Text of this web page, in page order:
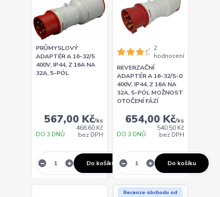
PRŮMYSLOVÝ
ADAPTÉR A 16-32/5
400V, IP44, Z 16A NA
32A, 5-PÓL
567,00 Kč/ks
468,60 Kč
bez DPH
DO 3 DNŮ
Do košíku
2
hodnocení
REVERZAČNÍ
ADAPTÉR A 16-32/5-0
400V, IP44, Z 16A NA
32A, 5-PÓL MOŽNOST
OTOČENÍ FÁZÍ
654,00 Kč/ks
540,50 Kč
bez DPH
DO 3 DNŮ
Do košíku
Recenze obchodu od